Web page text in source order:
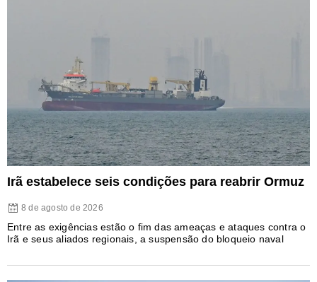
Irã estabelece seis condições para reabrir Ormuz
8 de agosto de 2026
Entre as exigências estão o fim das ameaças e ataques contra o
Irã e seus aliados regionais, a suspensão do bloqueio naval